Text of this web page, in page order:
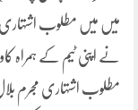
میں میں مطلوب اشتہاری
نے اپنی ٹیم کے ہمراہ
مطلوب اشتہاری مجرم